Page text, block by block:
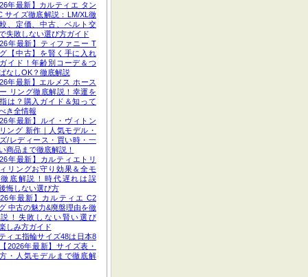
年最新】カルティエ タン
サイズ徹底解説：LM/XL徹
、定価、中古、ベルト交
失敗しない選び方ガイド
年最新】ティファニー T
【中古】を賢く手に入れ
イド！年齢別コーデ＆つ
なしOK？徹底解説
年最新】エルメス ホース
リング徹底解説！幸運を
は？購入ガイド＆知って
き全情報
年最新】ルイ・ヴィトン
ング 新作｜人気モデル・
/レディース・買い時・一
商品まで徹底解説！
年最新】カルティエトリ
リングお守り効果＆全モ
底解説！時代遅れは誤
悔しない選び方
年最新】カルティエ C2
中古の魅力&廃盤理由を徹
説！失敗しない賢い選び
しみ方ガイド
ィエ指輪サイズ48は日本8
2026年最新】サイズ表・
・人気モデルまで徹底解